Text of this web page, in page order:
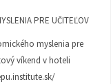
PRE UČITEĽOV
myslenia pre
víkend v hoteli